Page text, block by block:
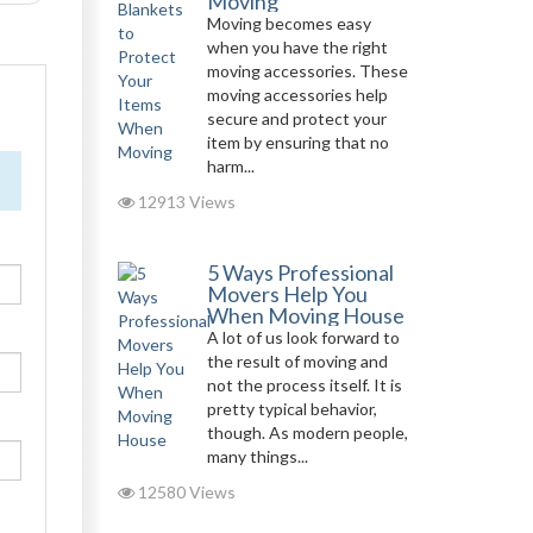
Moving becomes easy
when you have the right
moving accessories. These
moving accessories help
secure and protect your
item by ensuring that no
harm...
12913 Views
5 Ways Professional
Movers Help You
When Moving House
A lot of us look forward to
the result of moving and
not the process itself. It is
pretty typical behavior,
though. As modern people,
many things...
12580 Views